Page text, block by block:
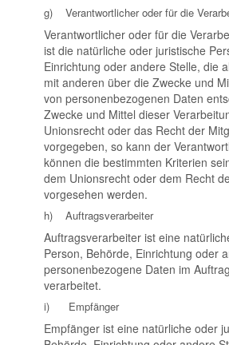
g) Verantwortlicher oder für die
Verantwortlicher oder für die
ist die natürliche oder juristische
Einrichtung oder andere Stelle, die
mit anderen über die Zwecke und
von personenbezogenen Daten
Zwecke und Mittel dieser
Unionsrecht oder das Recht der
vorgegeben, so kann der
können die bestimmten Kriterien
dem Unionsrecht oder dem Recht
vorgesehen werden.
h) Auftragsverarbeiter
Auftragsverarbeiter ist eine
Person, Behörde, Einrichtung oder
personenbezogene Daten im
verarbeitet.
i) Empfänger
Empfänger ist eine natürliche oder